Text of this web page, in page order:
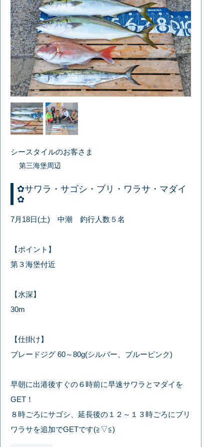
シースタイルのお客さま
第三海堡周辺
✿サワラ・サゴシ・ブリ・ワラサ・マダイ
✿
7月18日(土) 中潮 釣行人数５名
【ポイント】
第３海堡付近
【水深】
30m
【仕掛け】
ブレードジグ 60～80g(シルバー、ブルーピンク)
早朝に出港後すぐの６時前に早速サワラとマダイを
GET！
８時ごろにサゴシ、延長後の１２～１３時ごろにブリ
ワラサを追加でGETです(≧▽≦)